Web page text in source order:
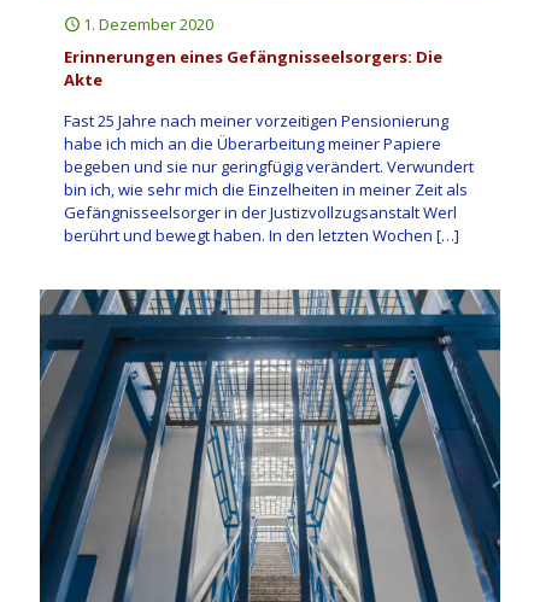
1. Dezember 2020
Erinnerungen eines Gefängnisseelsorgers: Die
Akte
Fast 25 Jahre nach meiner vorzeitigen Pensionierung
habe ich mich an die Überarbeitung meiner Papiere
begeben und sie nur geringfügig verändert. Verwundert
bin ich, wie sehr mich die Einzelheiten in meiner Zeit als
Gefängnisseelsorger in der Justizvollzugsanstalt Werl
berührt und bewegt haben. In den letzten Wochen […]